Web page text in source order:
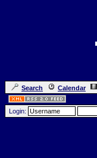
Search Calendar
Login: